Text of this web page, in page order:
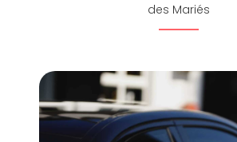
des Mariés